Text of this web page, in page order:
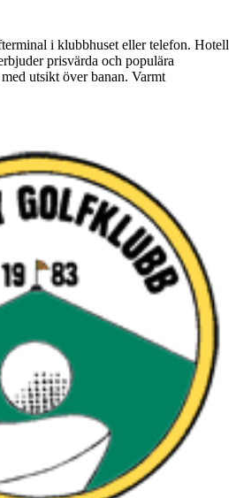
i klubbhuset eller telefon. Hotell
prisvärda och populära
utsikt över banan. Varmt